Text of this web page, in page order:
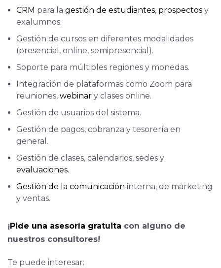
CRM para la gestión de estudiantes, prospectos y
exalumnos.
Gestión de cursos en diferentes modalidades
(presencial, online, semipresencial).
Soporte para múltiples regiones y monedas.
Integración de plataformas como Zoom para
reuniones, webinar y clases online.
Gestión de usuarios del sistema.
Gestión de pagos, cobranza y tesorería en
general.
Gestión de clases, calendarios, sedes y
evaluaciones.
Gestión de la comunicación interna, de marketing
y ventas.
¡Pide una asesoría gratuita con alguno de
nuestros consultores!
Te puede interesar: